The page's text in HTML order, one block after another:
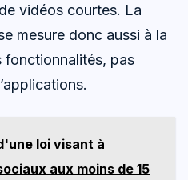
vidéos courtes. La
mesure donc aussi à la
fonctionnalités, pas
loi visant à
aux moins de 15